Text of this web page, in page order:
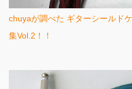
chuyaが調べた ギターシールド
集Vol.2！！